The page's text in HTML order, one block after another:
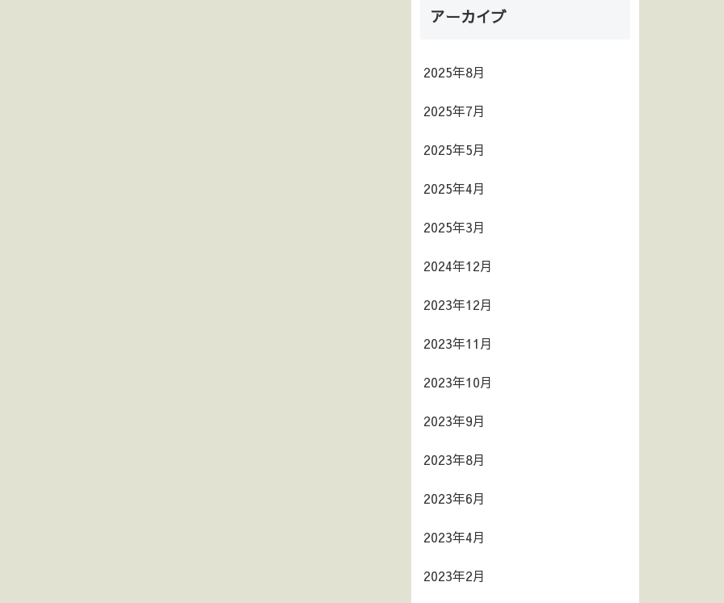
アーカイブ
2025年8月
2025年7月
2025年5月
2025年4月
2025年3月
2024年12月
2023年12月
2023年11月
2023年10月
2023年9月
2023年8月
2023年6月
2023年4月
2023年2月